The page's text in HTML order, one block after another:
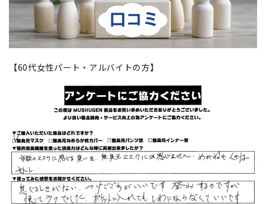
【60代女性パート・アルバイトの方】